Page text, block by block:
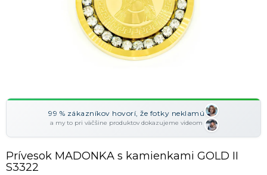
99 % zákazníkov hovorí, že fotky neklamú
a my to pri väčšine produktov dokazujeme videom
Prívesok MADONKA s kamienkami GOLD II
S3322